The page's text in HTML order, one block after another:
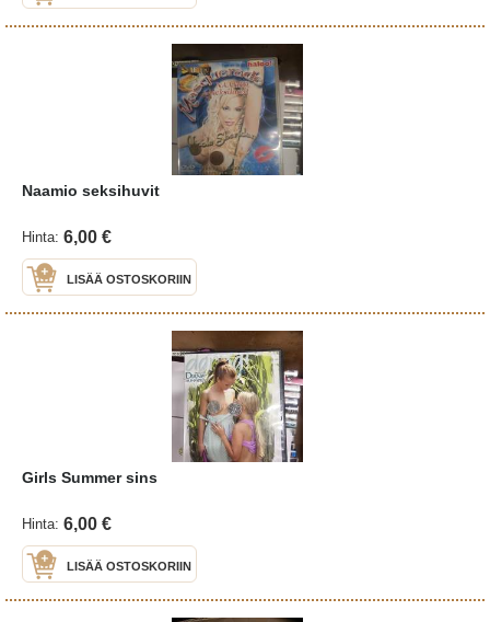
Naamio seksihuvit
Hinta: 6,00 €
LISÄÄ OSTOSKORIIN
Girls Summer sins
Hinta: 6,00 €
LISÄÄ OSTOSKORIIN